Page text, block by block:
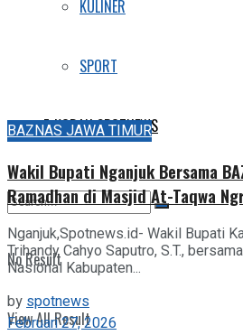
KULINER
SPORT
E-KORAN SPOTNEWS
No Result
View All Result
BAZNAS JAWA TIMUR
Wakil Bupati Nganjuk Bersama
Ramadhan di Masjid At-Taqwa
Nganjuk,Spotnews.id- Wakil Bupati
Trihandy Cahyo Saputro, S.T.,
Nasional Kabupaten...
byspotnews
Februari 27, 2026